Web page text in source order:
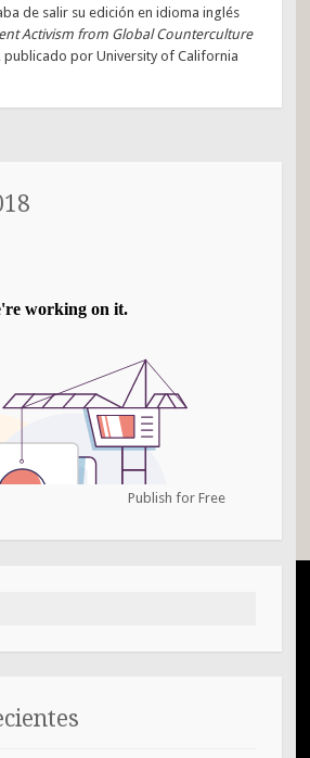
de salir su edición en idioma inglés
Activism from Global Counterculture
publicado por University of California
Publish for Free